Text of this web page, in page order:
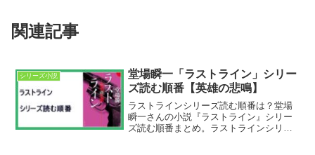
関連記事
シリーズ小説
堂場瞬一「ラストライン」シリー
ズ読む順番【英雄の悲鳴】
ラストラインシリーズ読む順番は？堂場
瞬一さんの小説『ラストライン』シリー
ズ読む順番まとめ。ラストラインシリー